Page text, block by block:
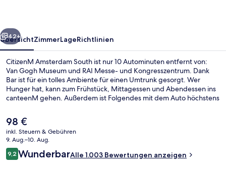
Weiter
42+
ÜbersichtZimmerLageRichtlinien
CitizenM Amsterdam South ist nur 10 Autominuten entfernt von:
Van Gogh Museum und RAI Messe- und Kongresszentrum. Dank
Bar ist für ein tolles Ambiente für einen Umtrunk gesorgt. Wer
Hunger hat, kann zum Frühstück, Mittagessen und Abendessen ins
canteenM gehen. Außerdem ist Folgendes mit dem Auto höchstens
Andere Reisende lieben das hilfsbereite Personal und die Lage. Die
öffentlichen Verkehrsmittel sind nur einen kurzen Fußmarsch
entfernt: Zur Haltestelle Prinses Irenestraat sind es nur wenige
Schritte und zur U-Bahn-Station Amsterdam Zuid 4 Minuten.
Der
aktuelle
Preis
beträgt
98 €.
98 €
inkl. Steuern & Gebühren
9. Aug.–10. Aug.
Bewertungen
9,29,2 von 10.
WunderbarAlle 1.003 Bewertungen anzeigen